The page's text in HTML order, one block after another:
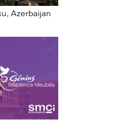
Azerbaijan